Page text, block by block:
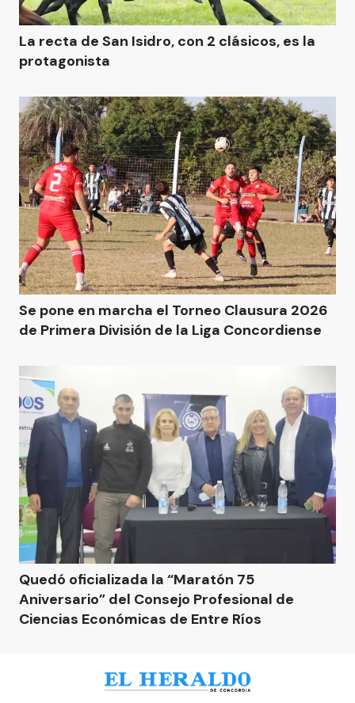
La recta de San Isidro, con 2 clásicos, es la
protagonista
Se pone en marcha el Torneo Clausura 2026
de Primera División de la Liga Concordiense
Quedó oficializada la “Maratón 75
Aniversario” del Consejo Profesional de
Ciencias Económicas de Entre Ríos